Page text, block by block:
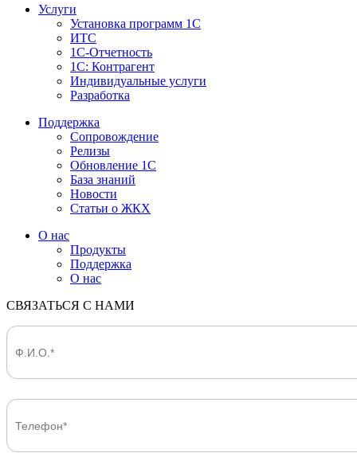
Услуги
Установка программ 1С
ИТС
1С-Отчетность
1С: Контрагент
Индивидуальные услуги
Разработка
Поддержка
Сопровождение
Релизы
Обновление 1С
База знаний
Новости
Статьи о ЖКХ
О нас
Продукты
Поддержка
О нас
СВЯЗАТЬСЯ С НАМИ